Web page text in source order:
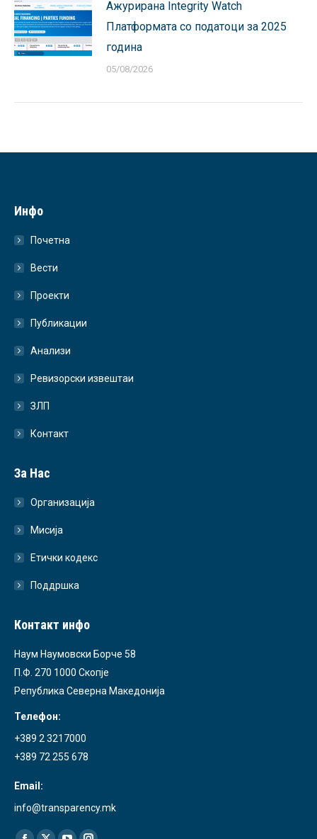
Ажурирана Integrity Watch
Платформата со податоци за 2025
година
05/08/2026
Инфо
Почетна
Вести
Проекти
Публикации
Анализи
Ревизорски извештаи
ЗЛП
Контакт
За Нас
Организација
Мисија
Етички кодекс
Поддршка
Контакт инфо
Наум Наумовски Борче 58
П.Ф. 270 1000 Скопје
Република Северна Македонија
Телефон:
+389 2 3217000
+389 72 255 678
Email:
info@transparency.mk